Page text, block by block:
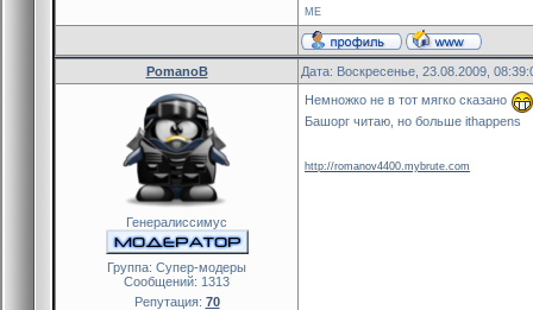
ME
PomanoB Дата: Воскресенье, 23.08.2009,
Генералиссимус
Группа: Cупер-модеры
Сообщений: 1313
Репутация: 70
Немножко не в тот мягко сказано
Башорг читаю, но больше ithappens
http://romanov4400.mybrute.com